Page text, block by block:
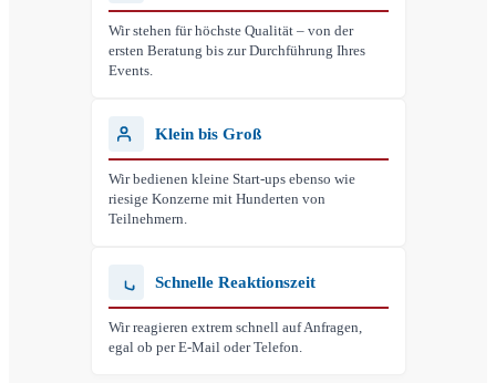
Wir stehen für höchste Qualität – von der
ersten Beratung bis zur Durchführung Ihres
Events.
Klein bis Groß
Wir bedienen kleine Start-ups ebenso wie
riesige Konzerne mit Hunderten von
Teilnehmern.
Schnelle Reaktionszeit
Wir reagieren extrem schnell auf Anfragen,
egal ob per E-Mail oder Telefon.